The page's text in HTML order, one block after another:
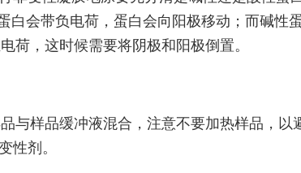
白会带负电荷，蛋白会向阳极移动；而碱性
荷，这时候需要将阴极和阳极倒置。
与样品缓冲液混合，注意不要加热样品，以
性剂。